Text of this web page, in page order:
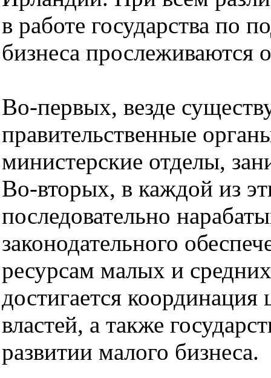
в работе государства по
бизнеса прослеживаются
Во-первых, везде
правительственные
министерские отделы,
Во-вторых, в каждой из
последовательно
законодательного
ресурсам малых и
достигается
властей, а также
развитии малого бизнеса.